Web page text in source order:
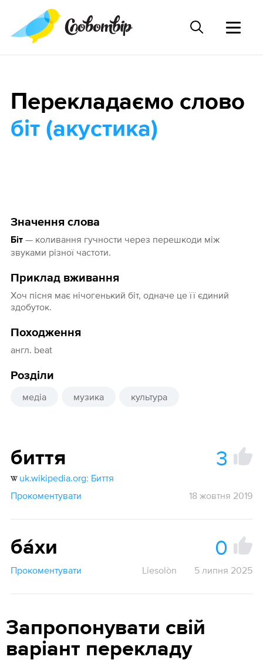
Значення слова
Біт— коливання гучности через перешкоди між
звуками різної частоти.
Приклад вживання
Хоч пісня має нічогенький біт, одначе це її єдиний
здобуток.
Походження
aнгл. beat
Розділи
медіа музика культура
Перекладаємо слово
біт (акустика)
биття 3
uk.wikipedia.org: Биття
Прокоментувати
18 жовтня 2019
ба́хи 0
Прокоментувати Liesolòn 5 липня 2025
Запропонувати свій
варіант перекладу